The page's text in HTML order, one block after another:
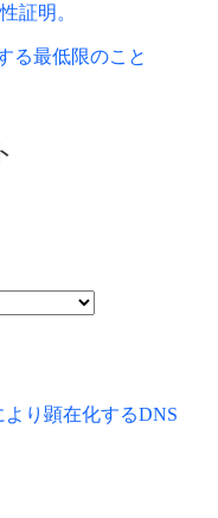
証明。
る最低限のこと
り顕在化するDNS